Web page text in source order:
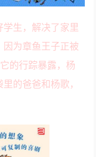
生，解决了家里
因为章鱼王子正被
的行踪暴露，杨
的爸爸和杨歌，